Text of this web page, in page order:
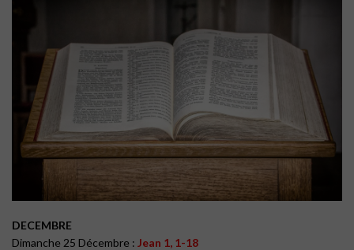
DECEMBRE
Dimanche 25 Décembre : Jean 1, 1-18